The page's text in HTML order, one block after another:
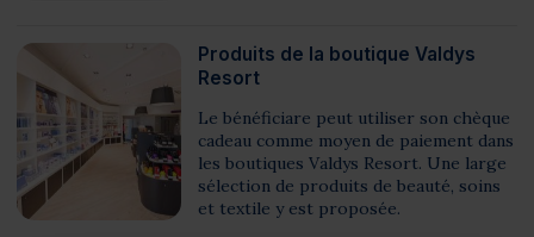
Produits de la boutique Valdys
Resort
Le bénéficiare peut utiliser son chèque
cadeau comme moyen de paiement dans
les boutiques Valdys Resort. Une large
sélection de produits de beauté, soins
et textile y est proposée.